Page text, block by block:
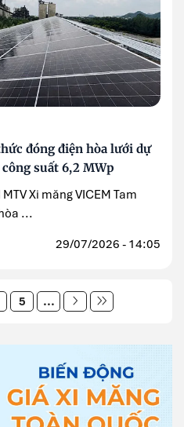
đóng điện hòa lưới dự
suất 6,2 MWp
Xi măng VICEM Tam
...
29/07/2026 - 14:05
5 ...